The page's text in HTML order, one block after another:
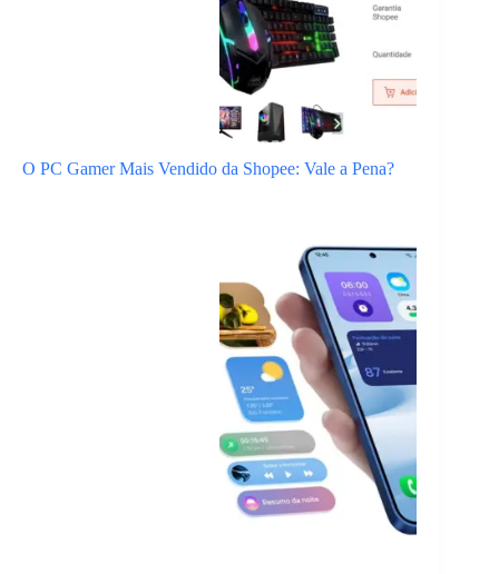
O PC Gamer Mais Vendido da Shopee: Vale a Pena?